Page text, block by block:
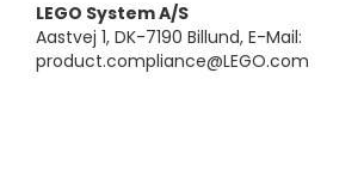
LEGO System A/S
Aastvej 1, DK-7190 Billund, E-Mail:
product.compliance@LEGO.com